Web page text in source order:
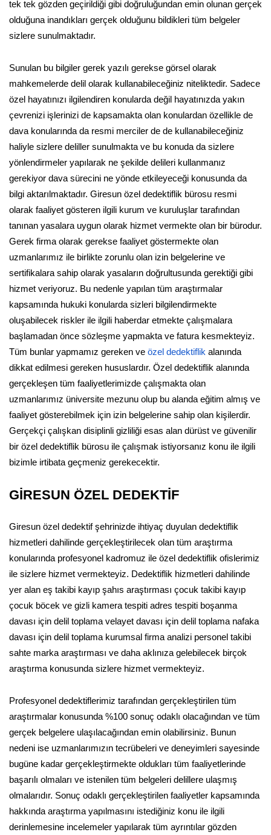
tek tek gözden geçirildiği gibi doğruluğundan emin olunan gerçek
olduğuna inandıkları gerçek olduğunu bildikleri tüm belgeler
sizlere sunulmaktadır.
Sunulan bu bilgiler gerek yazılı gerekse görsel olarak
mahkemelerde delil olarak kullanabileceğiniz niteliktedir. Sadece
özel hayatınızı ilgilendiren konularda değil hayatınızda yakın
çevrenizi işlerinizi de kapsamakta olan konulardan özellikle de
dava konularında da resmi merciler de de kullanabileceğiniz
haliyle sizlere deliller sunulmakta ve bu konuda da sizlere
yönlendirmeler yapılarak ne şekilde delileri kullanmanız
gerekiyor dava sürecini ne yönde etkileyeceği konusunda da
bilgi aktarılmaktadır. Giresun özel dedektiflik bürosu resmi
olarak faaliyet gösteren ilgili kurum ve kuruluşlar tarafından
tanınan yasalara uygun olarak hizmet vermekte olan bir bürodur.
Gerek firma olarak gerekse faaliyet göstermekte olan
uzmanlarımız ile birlikte zorunlu olan izin belgelerine ve
sertifikalara sahip olarak yasaların doğrultusunda gerektiği gibi
hizmet veriyoruz. Bu nedenle yapılan tüm araştırmalar
kapsamında hukuki konularda sizleri bilgilendirmekte
oluşabilecek riskler ile ilgili haberdar etmekte çalışmalara
başlamadan önce sözleşme yapmakta ve fatura kesmekteyiz.
Tüm bunlar yapmamız gereken ve özel dedektiflik alanında
dikkat edilmesi gereken hususlardır. Özel dedektiflik alanında
gerçekleşen tüm faaliyetlerimizde çalışmakta olan
uzmanlarımız üniversite mezunu olup bu alanda eğitim almış ve
faaliyet gösterebilmek için izin belgelerine sahip olan kişilerdir.
Gerçekçi çalışkan disiplinli gizliliği esas alan dürüst ve güvenilir
bir özel dedektiflik bürosu ile çalışmak istiyorsanız konu ile ilgili
bizimle irtibata geçmeniz gerekecektir.
GİRESUN ÖZEL DEDEKTİF
Giresun özel dedektif şehrinizde ihtiyaç duyulan dedektiflik
hizmetleri dahilinde gerçekleştirilecek olan tüm araştırma
konularında profesyonel kadromuz ile özel dedektiflik ofislerimiz
ile sizlere hizmet vermekteyiz. Dedektiflik hizmetleri dahilinde
yer alan eş takibi kayıp şahıs araştırması çocuk takibi kayıp
çocuk böcek ve gizli kamera tespiti adres tespiti boşanma
davası için delil toplama velayet davası için delil toplama nafaka
davası için delil toplama kurumsal firma analizi personel takibi
sahte marka araştırması ve daha aklınıza gelebilecek birçok
araştırma konusunda sizlere hizmet vermekteyiz.
Profesyonel dedektiflerimiz tarafından gerçekleştirilen tüm
araştırmalar konusunda %100 sonuç odaklı olacağından ve tüm
gerçek belgelere ulaşılacağından emin olabilirsiniz. Bunun
nedeni ise uzmanlarımızın tecrübeleri ve deneyimleri sayesinde
bugüne kadar gerçekleştirmekte oldukları tüm faaliyetlerinde
başarılı olmaları ve istenilen tüm belgeleri delillere ulaşmış
olmalarıdır. Sonuç odaklı gerçekleştirilen faaliyetler kapsamında
hakkında araştırma yapılmasını istediğiniz konu ile ilgili
derinlemesine incelemeler yapılarak tüm ayrıntılar gözden